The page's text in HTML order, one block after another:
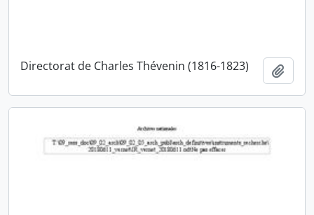
Directorat de Charles Thévenin (1816-1823)